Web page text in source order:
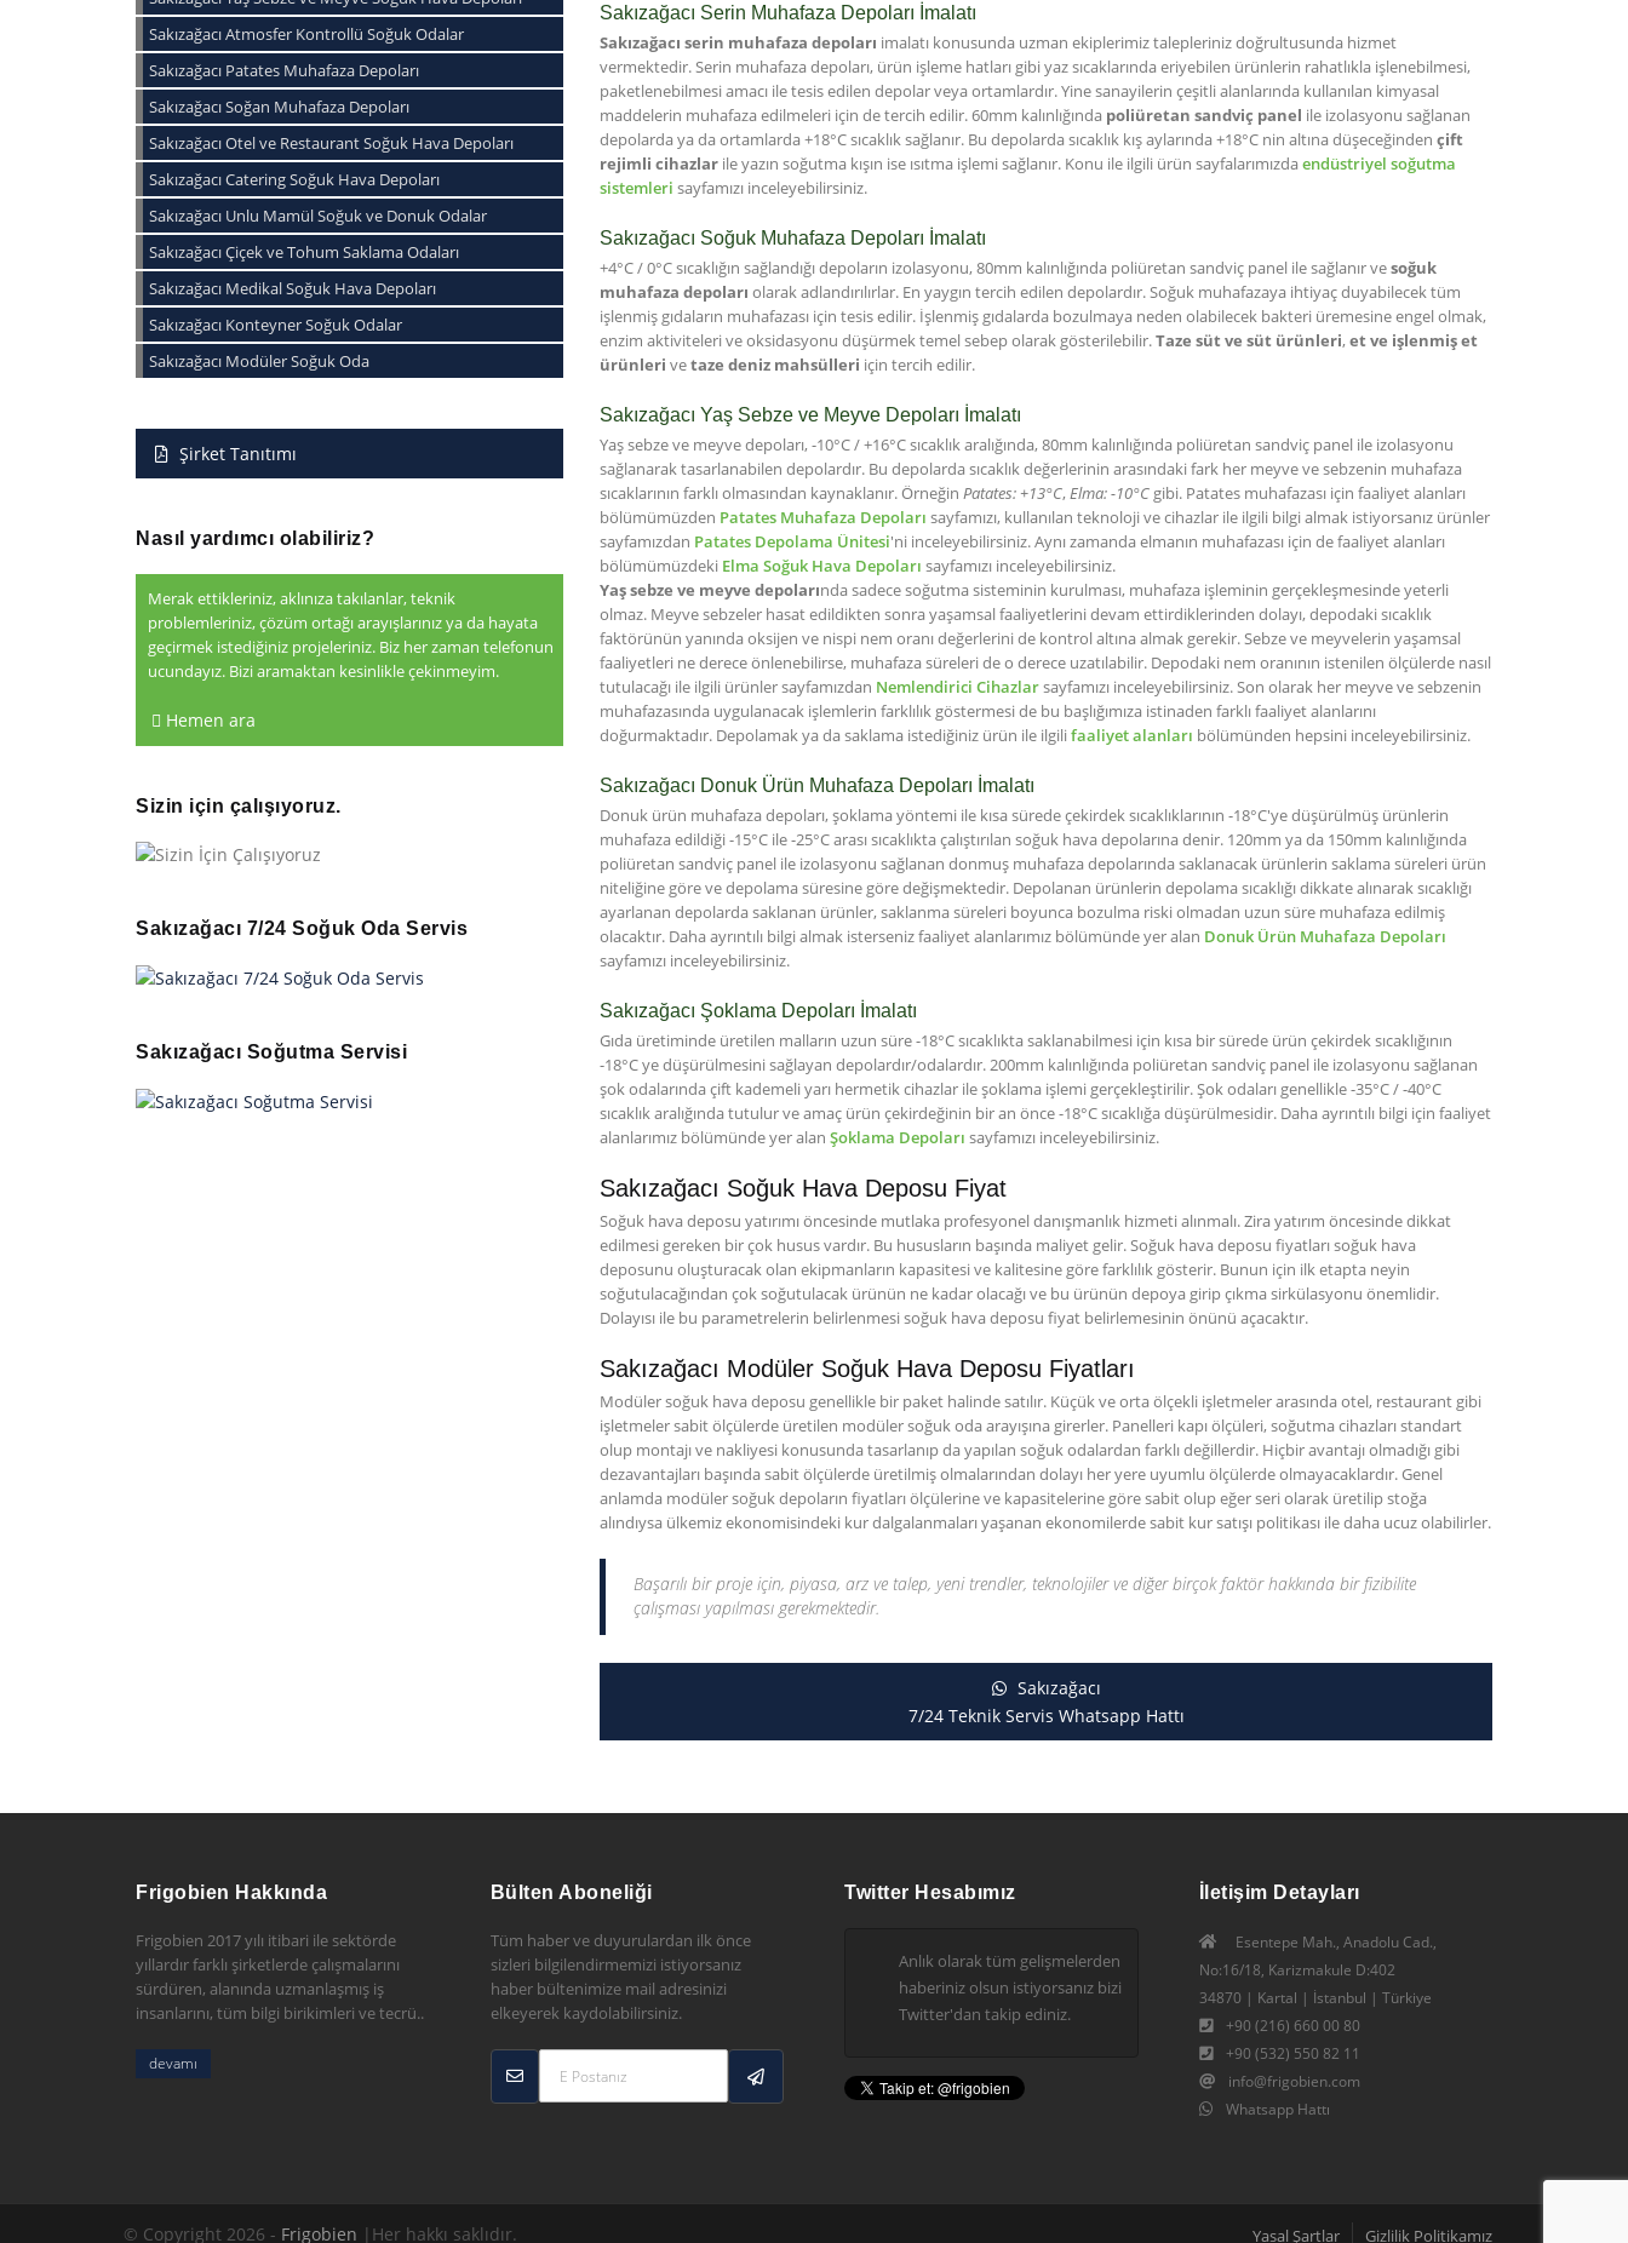
Sakızağacı Serin Muhafaza Depoları İmalatı
Sakızağacı serin muhafaza depoları imalatı konusunda uzman ekiplerimiz talepleriniz doğrultusunda hizmet
vermektedir. Serin muhafaza depoları, ürün işleme hatları gibi yaz sıcaklarında eriyebilen ürünlerin rahatlıkla işlenebilmesi,
paketlenebilmesi amacı ile tesis edilen depolar veya ortamlardır. Yine sanayilerin çeşitli alanlarında kullanılan kimyasal
maddelerin muhafaza edilmeleri için de tercih edilir. 60mm kalınlığında poliüretan sandviç panel ile izolasyonu sağlanan
depolarda ya da ortamlarda +18°C sıcaklık sağlanır. Bu depolarda sıcaklık kış aylarında +18°C nin altına düşeceğindençift
rejimli cihazlar ile yazın soğutma kışın ise ısıtma işlemi sağlanır. Konu ile ilgili ürün sayfalarımızdaendüstriyel soğutma
sistemleri sayfamızı inceleyebilirsiniz.
Sakızağacı Soğuk Muhafaza Depoları İmalatı
+4°C / 0°C sıcaklığın sağlandığı depoların izolasyonu, 80mm kalınlığında poliüretan sandviç panel ile sağlanır vesoğuk
muhafaza depoları olarak adlandırılırlar. En yaygın tercih edilen depolardır. Soğuk muhafazaya ihtiyaç duyabilecek tüm
işlenmiş gıdaların muhafazası için tesis edilir. İşlenmiş gıdalarda bozulmaya neden olabilecek bakteri üremesine engel olmak,
enzim aktiviteleri ve oksidasyonu düşürmek temel sebep olarak gösterilebilir.Taze süt ve süt ürünleri,et ve işlenmiş et
ürünleri vetaze deniz mahsülleri için tercih edilir.
Sakızağacı Yaş Sebze ve Meyve Depoları İmalatı
Yaş sebze ve meyve depoları, -10°C / +16°C sıcaklık aralığında, 80mm kalınlığında poliüretan sandviç panel ile izolasyonu
sağlanarak tasarlanabilen depolardır. Bu depolarda sıcaklık değerlerinin arasındaki fark her meyve ve sebzenin muhafaza
sıcaklarının farklı olmasından kaynaklanır. ÖrneğinPatates: +13°C,Elma: -10°C gibi. Patates muhafazası için faaliyet alanları
bölümümüzden Patates Muhafaza Depoları sayfamızı, kullanılan teknoloji ve cihazlar ile ilgili bilgi almak istiyorsanız ürünler
sayfamızdan Patates Depolama Ünitesi'ni inceleyebilirsiniz. Aynı zamanda elmanın muhafazası için de faaliyet alanları
bölümümüzdeki Elma Soğuk Hava Depoları sayfamızı inceleyebilirsiniz.
Yaş sebze ve meyve depolarında sadece soğutma sisteminin kurulması, muhafaza işleminin gerçekleşmesinde yeterli
olmaz. Meyve sebzeler hasat edildikten sonra yaşamsal faaliyetlerini devam ettirdiklerinden dolayı, depodaki sıcaklık
faktörünün yanında oksijen ve nispi nem oranı değerlerini de kontrol altına almak gerekir. Sebze ve meyvelerin yaşamsal
faaliyetleri ne derece önlenebilirse, muhafaza süreleri de o derece uzatılabilir. Depodaki nem oranının istenilen ölçülerde nasıl
tutulacağı ile ilgili ürünler sayfamızdan Nemlendirici Cihazlarsayfamızı inceleyebilirsiniz. Son olarak her meyve ve sebzenin
muhafazasında uygulanacak işlemlerin farklılık göstermesi de bu başlığımıza istinaden farklı faaliyet alanlarını
doğurmaktadır. Depolamak ya da saklama istediğiniz ürün ile ilgilifaaliyet alanları bölümünden hepsini inceleyebilirsiniz.
Sakızağacı Donuk Ürün Muhafaza Depoları İmalatı
Donuk ürün muhafaza depoları, şoklama yöntemi ile kısa sürede çekirdek sıcaklıklarının -18°C'ye düşürülmüş ürünlerin
muhafaza edildiği -15°C ile -25°C arası sıcaklıkta çalıştırılan soğuk hava depolarına denir. 120mm ya da 150mm kalınlığında
poliüretan sandviç panel ile izolasyonu sağlanan donmuş muhafaza depolarında saklanacak ürünlerin saklama süreleri ürün
niteliğine göre ve depolama süresine göre değişmektedir. Depolanan ürünlerin depolama sıcaklığı dikkate alınarak sıcaklığı
ayarlanan depolarda saklanan ürünler, saklanma süreleri boyunca bozulma riski olmadan uzun süre muhafaza edilmiş
olacaktır. Daha ayrıntılı bilgi almak isterseniz faaliyet alanlarımız bölümünde yer alan Donuk Ürün Muhafaza Depoları
sayfamızı inceleyebilirsiniz.
Sakızağacı Şoklama Depoları İmalatı
Gıda üretiminde üretilen malların uzun süre -18°C sıcaklıkta saklanabilmesi için kısa bir sürede ürün çekirdek sıcaklığının
-18°C ye düşürülmesini sağlayan depolardır/odalardır. 200mm kalınlığında poliüretan sandviç panel ile izolasyonu sağlanan
şok odalarında çift kademeli yarı hermetik cihazlar ile şoklama işlemi gerçekleştirilir. Şok odaları genellikle -35°C / -40°C
sıcaklık aralığında tutulur ve amaç ürün çekirdeğinin bir an önce -18°C sıcaklığa düşürülmesidir. Daha ayrıntılı bilgi için faaliyet
alanlarımız bölümünde yer alanŞoklama Depoları sayfamızı inceleyebilirsiniz.
Sakızağacı Soğuk Hava Deposu Fiyat
Soğuk hava deposu yatırımı öncesinde mutlaka profesyonel danışmanlık hizmeti alınmalı. Zira yatırım öncesinde dikkat
edilmesi gereken bir çok husus vardır. Bu hususların başında maliyet gelir. Soğuk hava deposu fiyatları soğuk hava
deposunu oluşturacak olan ekipmanların kapasitesi ve kalitesine göre farklılık gösterir. Bunun için ilk etapta neyin
soğutulacağından çok soğutulacak ürünün ne kadar olacağı ve bu ürünün depoya girip çıkma sirkülasyonu önemlidir.
Dolayısı ile bu parametrelerin belirlenmesi soğuk hava deposu fiyat belirlemesinin önünü açacaktır.
Sakızağacı Modüler Soğuk Hava Deposu Fiyatları
Modüler soğuk hava deposu genellikle bir paket halinde satılır. Küçük ve orta ölçekli işletmeler arasında otel, restaurant gibi
işletmeler sabit ölçülerde üretilen modüler soğuk oda arayışına girerler. Panelleri kapı ölçüleri, soğutma cihazları standart
olup montajı ve nakliyesi konusunda tasarlanıp da yapılan soğuk odalardan farklı değillerdir. Hiçbir avantajı olmadığı gibi
dezavantajları başında sabit ölçülerde üretilmiş olmalarından dolayı her yere uyumlu ölçülerde olmayacaklardır. Genel
anlamda modüler soğuk depoların fiyatları ölçülerine ve kapasitelerine göre sabit olup eğer seri olarak üretilip stoğa
alındıysa ülkemiz ekonomisindeki kur dalgalanmaları yaşanan ekonomilerde sabit kur satışı politikası ile daha ucuz olabilirler.
Başarılı bir proje için, piyasa, arz ve talep, yeni trendler, teknolojiler ve diğer birçok faktör hakkında bir fizibilite
çalışması yapılması gerekmektedir.
Sakızağacı
7/24 Teknik Servis Whatsapp Hattı
Sakızağacı Atmosfer Kontrollü Soğuk Odalar
Sakızağacı Patates Muhafaza Depoları
Sakızağacı Soğan Muhafaza Depoları
Sakızağacı Otel ve Restaurant Soğuk Hava Depoları
Sakızağacı Catering Soğuk Hava Depoları
Sakızağacı Unlu Mamül Soğuk ve Donuk Odalar
Sakızağacı Çiçek ve Tohum Saklama Odaları
Sakızağacı Medikal Soğuk Hava Depoları
Sakızağacı Konteyner Soğuk Odalar
Sakızağacı Modüler Soğuk Oda
Şirket Tanıtımı
Nasıl yardımcı olabiliriz?
Merak ettikleriniz, aklınıza takılanlar, teknik
problemleriniz, çözüm ortağı arayışlarınız ya da hayata
geçirmek istediğiniz projeleriniz. Biz her zaman telefonun
ucundayız. Bizi aramaktan kesinlikle çekinmeyim.
Hemen ara
Sizin için çalışıyoruz.
Sakızağacı 7/24 Soğuk Oda Servis
Sakızağacı Soğutma Servisi
Frigobien Hakkında
Frigobien 2017 yılı itibari ile sektörde
yıllardır farklı şirketlerde çalışmalarını
sürdüren, alanında uzmanlaşmış iş
insanlarını, tüm bilgi birikimleri ve tecrü..
devamı
Bülten Aboneliği
Tüm haber ve duyurulardan ilk önce
sizleri bilgilendirmemizi istiyorsanız
haber bültenimize mail adresinizi
elkeyerek kaydolabilirsiniz.
Twitter Hesabımız
Anlık olarak tüm gelişmelerden
haberiniz olsun istiyorsanız bizi
Twitter'dan takip ediniz.
İletişim Detayları
Esentepe Mah., Anadolu Cad.,
No:16/18, Karizmakule D:402
34870 | Kartal | İstanbul | Türkiye
+90 (216) 660 00 80
+90 (532) 550 82 11
info@frigobien.com
Whatsapp Hattı
© Copyright 2026 - Frigobien |Her hakkı saklıdır. Yasal Şartlar Gizlilik Politikamız